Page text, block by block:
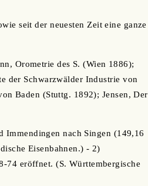
seit der neuesten Zeit eine ganze
Orometrie des S. (Wien 1886);
der Schwarzwälder Industrie von
Baden (Stuttg. 1892); Jensen, Der
Immendingen nach Singen (149,16
Eisenbahnen.) - 2)
74 eröffnet. (S. Württembergische